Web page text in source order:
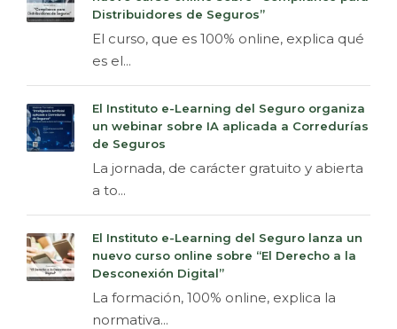
Distribuidores de Seguros”
El curso, que es 100% online, explica qué
es el...
El Instituto e-Learning del Seguro organiza
un webinar sobre IA aplicada a Corredurías
de Seguros
La jornada, de carácter gratuito y abierta
a to...
El Instituto e-Learning del Seguro lanza un
nuevo curso online sobre “El Derecho a la
Desconexión Digital”
La formación, 100% online, explica la
normativa...